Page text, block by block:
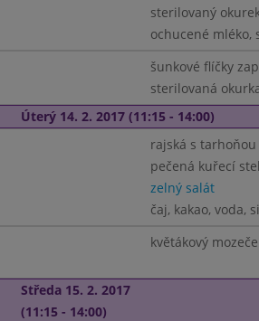
sterilovaný
ochucené mléko,
šunkové flíčky
sterilovaná
Úterý 14. 2. 2017 (11:15 - 14:00)
rajská s tarhoňou
pečená kuřecí
zelný salát
čaj, kakao, voda,
květákový
Středa 15. 2. 2017
(11:15 - 14:00)